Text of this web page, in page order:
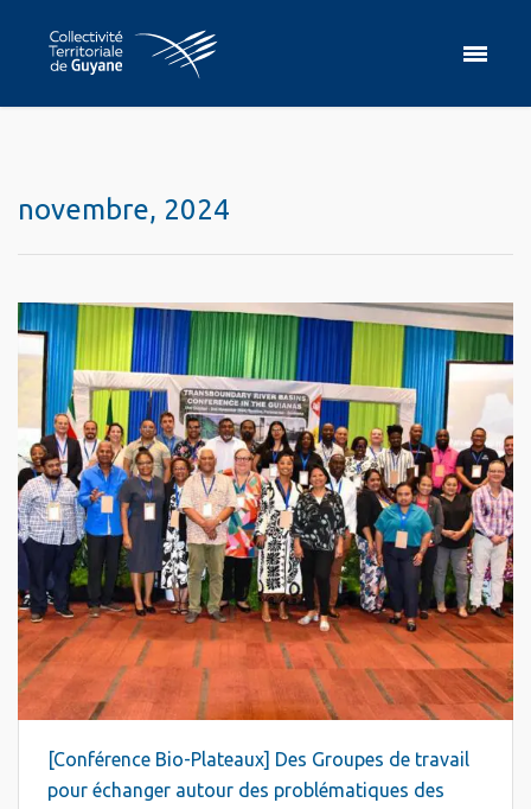
novembre, 2024
[Conférence Bio-Plateaux] Des Groupes de travail
pour échanger autour des problématiques des